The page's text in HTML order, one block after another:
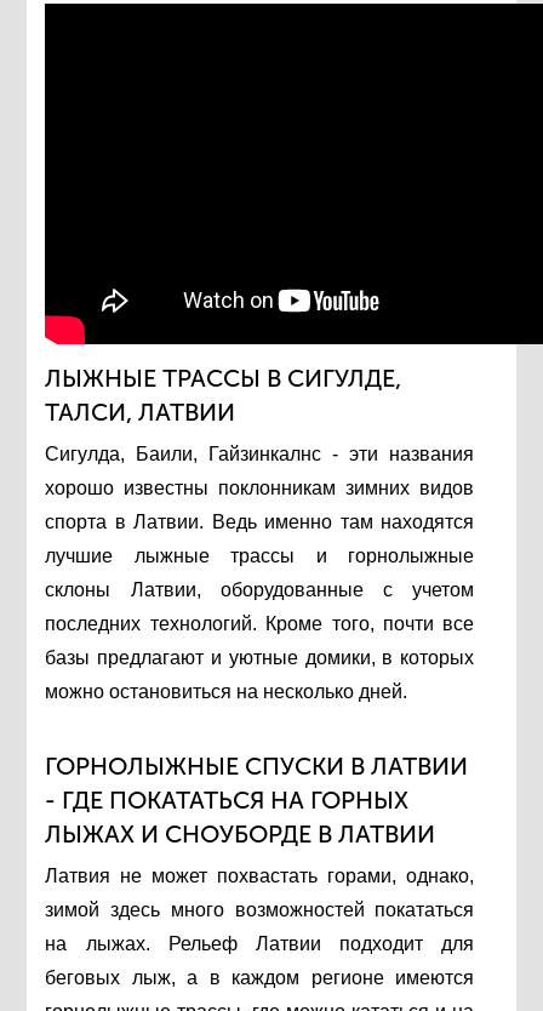
ЛЫЖНЫЕ ТРАССЫ В СИГУЛДЕ,
ТАЛСИ, ЛАТВИИ
Сигулда, Баили, Гайзинкалнс - эти названия
хорошо известны поклонникам зимних видов
спорта в Латвии. Ведь именно там находятся
лучшие лыжные трассы и горнолыжные
склоны Латвии, оборудованные с учетом
последних технологий. Кроме того, почти все
базы предлагают и уютные домики, в которых
можно остановиться на несколько дней.
ГОРНОЛЫЖНЫЕ СПУСКИ В ЛАТВИИ
- ГДЕ ПОКАТАТЬСЯ НА ГОРНЫХ
ЛЫЖАХ И СНОУБОРДЕ В ЛАТВИИ
Латвия не может похвастать горами, однако,
зимой здесь много возможностей покататься
на лыжах. Рельеф Латвии подходит для
беговых лыж, а в каждом регионе имеются